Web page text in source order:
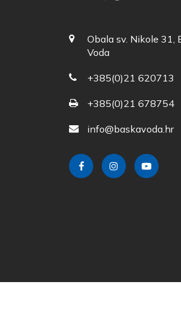
Obala sv. Nikole 31,
Voda
+385(0)21 620713
+385(0)21 678754
info@baskavoda.hr